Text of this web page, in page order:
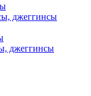
джеггинсы
джеггинсы